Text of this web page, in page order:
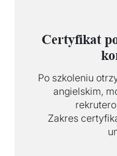
Certyfikat
Po szkoleniu
angielskim,
Zakres